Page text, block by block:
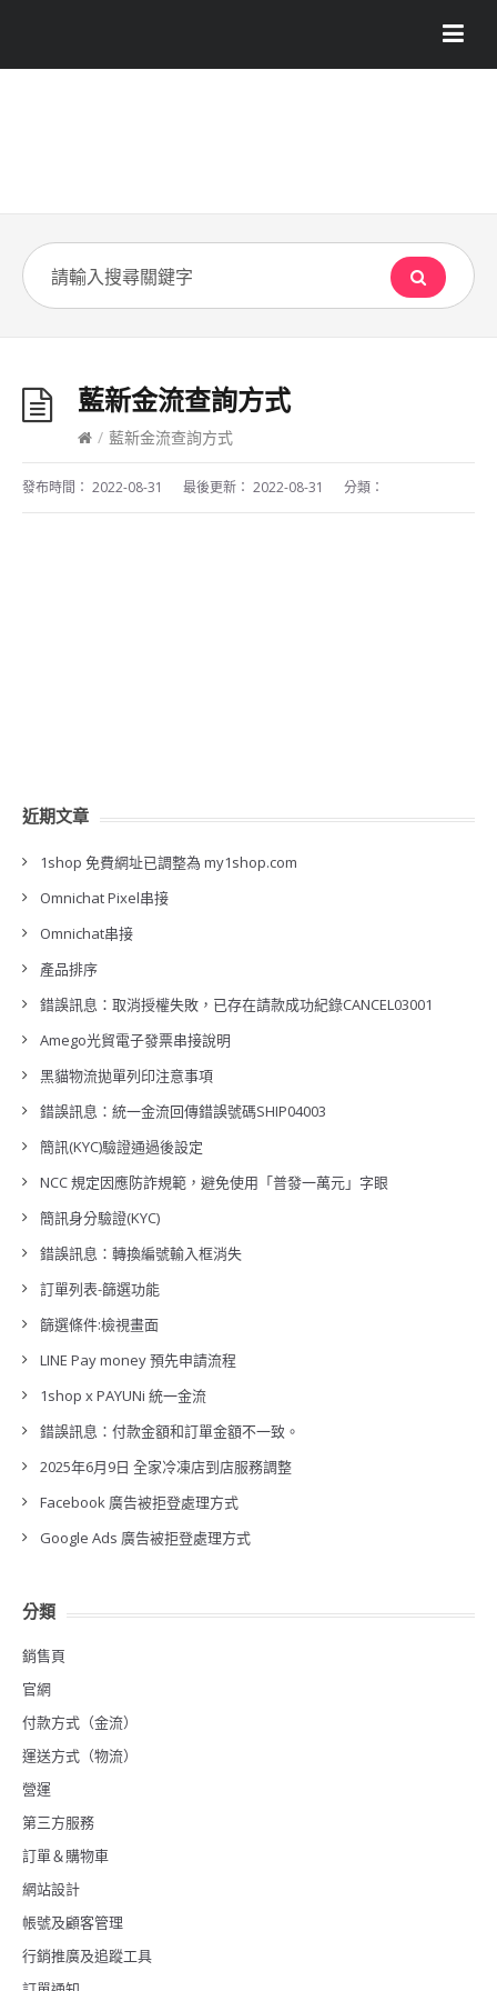
藍新金流查詢方式
/ 藍新金流查詢方式
發布時間： 2022-08-31 最後更新： 2022-08-31 分類：
近期文章
1shop 免費網址已調整為 my1shop.com
Omnichat Pixel串接
Omnichat串接
產品排序
錯誤訊息：取消授權失敗，已存在請款成功紀錄CANCEL03001
Amego光貿電子發票串接說明
黑貓物流拋單列印注意事項
錯誤訊息：統一金流回傳錯誤號碼SHIP04003
簡訊(KYC)驗證通過後設定
NCC 規定因應防詐規範，避免使用「普發一萬元」字眼
簡訊身分驗證(KYC)
錯誤訊息：轉換編號輸入框消失
訂單列表-篩選功能
篩選條件:檢視畫面
LINE Pay money 預先申請流程
1shop x PAYUNi 統一金流
錯誤訊息：付款金額和訂單金額不一致。
2025年6月9日 全家冷凍店到店服務調整
Facebook 廣告被拒登處理方式
Google Ads 廣告被拒登處理方式
分類
銷售頁
官網
付款方式（金流）
運送方式（物流）
營運
第三方服務
訂單＆購物車
網站設計
帳號及顧客管理
行銷推廣及追蹤工具